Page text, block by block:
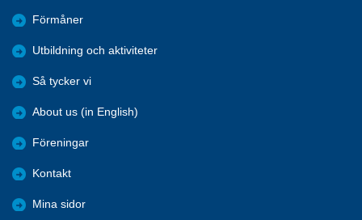
Förmåner
Utbildning och aktiviteter
Så tycker vi
About us (in English)
Föreningar
Kontakt
Mina sidor